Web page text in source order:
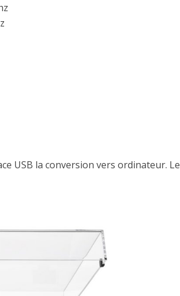
USB la conversion vers ordinateur. Le